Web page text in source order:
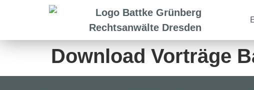
Download Vorträge